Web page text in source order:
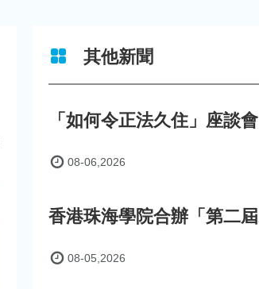
其他新聞
「如何令正法久住」座談會
08-06,2026
08-05,2026